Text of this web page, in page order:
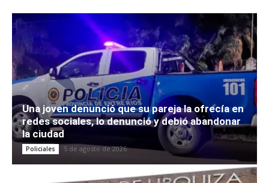
Una joven denunció que su pareja la ofrecía en
redes sociales, lo denunció y debió abandonar
la ciudad
Policiales 5 de agosto de 2026